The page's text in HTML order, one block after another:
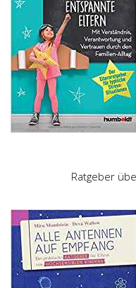
Ratgeber